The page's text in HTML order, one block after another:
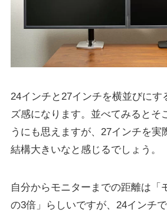
24インチと27インチを横並びにす
ズ感になります。並べてみるとそ
うにも思えますが、27インチを実
結構大きいなと感じるでしょう。
自分からモニターまでの距離は「
の3倍」らしいですが、24インチ